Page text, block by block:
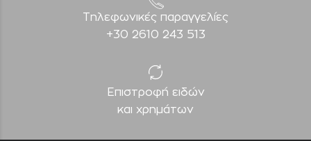
Τηλεφωνικές παραγγελίες
+30 2610 243 513
Επιστροφή ειδών
και χρημάτων